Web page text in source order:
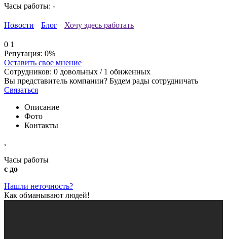
Часы работы: -
Новости Блог Хочу здесь работать
0 1
Репутация: 0%
Оставить свое мнение
Сотрудников: 0 довольных / 1 обиженных
Вы представитель компании? Будем рады сотрудничать
Связаться
Описание
Фото
Контакты
,
Часы работы
с до
Нашли неточность?
Как обманывают людей!